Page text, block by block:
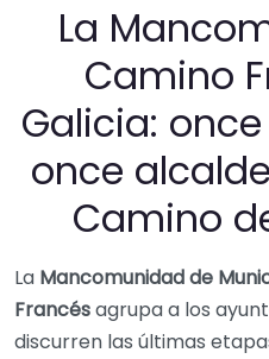
La
Camino
Galicia:
once
Camino
La Mancomunidad de
Francésagrupa a los
discurren las últimas